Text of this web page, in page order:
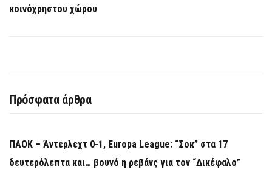
κοινόχρηστου χώρου
Πρόσφατα άρθρα
ΠΑΟΚ – Άντερλεχτ 0-1, Europa League: “Σοκ” στα 17
δευτερόλεπτα και… βουνό η ρεβάνς για τον “Δικέφαλο”